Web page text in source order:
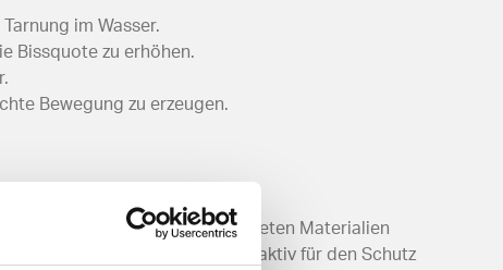
im Wasser.
Bissquote zu erhöhen.
Bewegung zu erzeugen.
ein. Die verwendeten Materialien
engagiert sich die Marke aktiv für den Schutz